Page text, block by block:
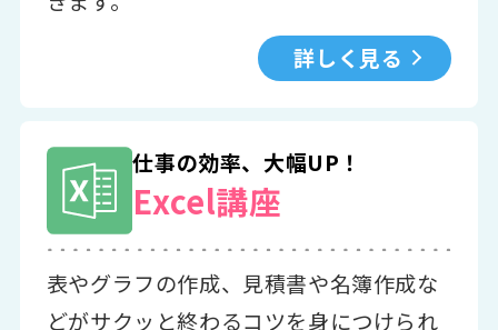
詳しく見る
仕事の効率、大幅UP！
Excel講座
表やグラフの作成、見積書や名簿作成な
どがサクッと終わるコツを身につけられ